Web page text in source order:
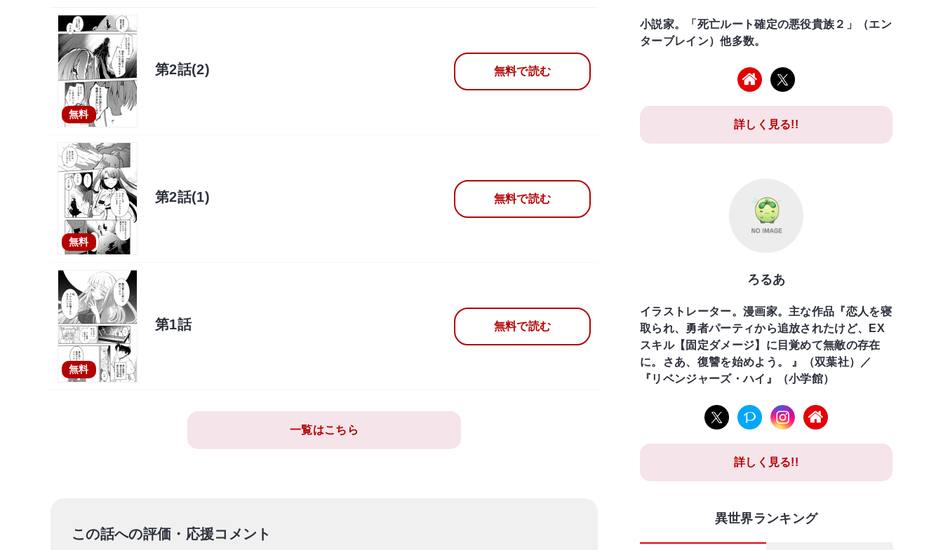
無料
第2話(2) 無料で読む
無料
第2話(1) 無料で読む
無料
第1話 無料で読む
一覧はこちら
この話への評価・応援コメント
小説家。「死亡ルート確定の悪役貴族２」（エン
ターブレイン）他多数。
詳しく見る!!
ろるあ
イラストレーター。漫画家。主な作品『恋人を寝
取られ、勇者パーティから追放されたけど、EX
スキル【固定ダメージ】に目覚めて無敵の存在
に。さあ、復讐を始めよう。 』（双葉社）／
『リベンジャーズ・ハイ』（小学館）
詳しく見る!!
異世界ランキング